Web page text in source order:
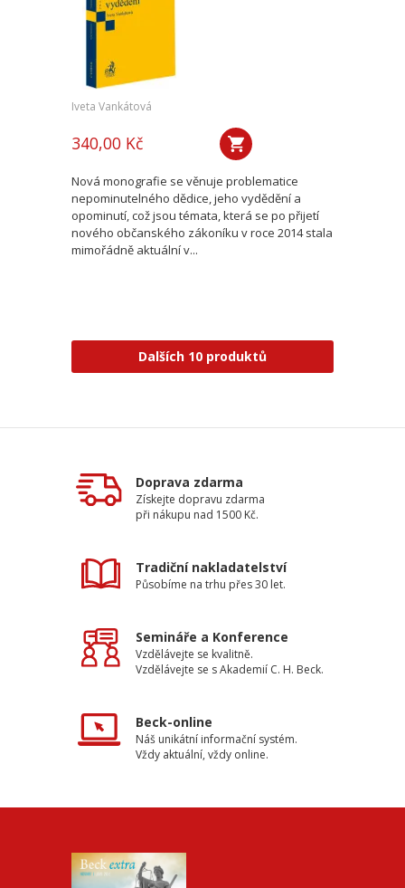
Iveta Vankátová
340,00 Kč
Nová monografie se věnuje problematice
nepominutelného dědice, jeho vydědění a
opominutí, což jsou témata, která se po přijetí
nového občanského zákoníku v roce 2014 stala
mimořádně aktuální v...
Dalších 10 produktů
Doprava zdarma
Získejte dopravu zdarma
při nákupu nad 1500 Kč.
Tradiční nakladatelství
Působíme na trhu přes 30 let.
Semináře a Konference
Vzdělávejte se kvalitně.
Vzdělávejte se s Akademií C. H. Beck.
Beck-online
Náš unikátní informační systém.
Vždy aktuální, vždy online.